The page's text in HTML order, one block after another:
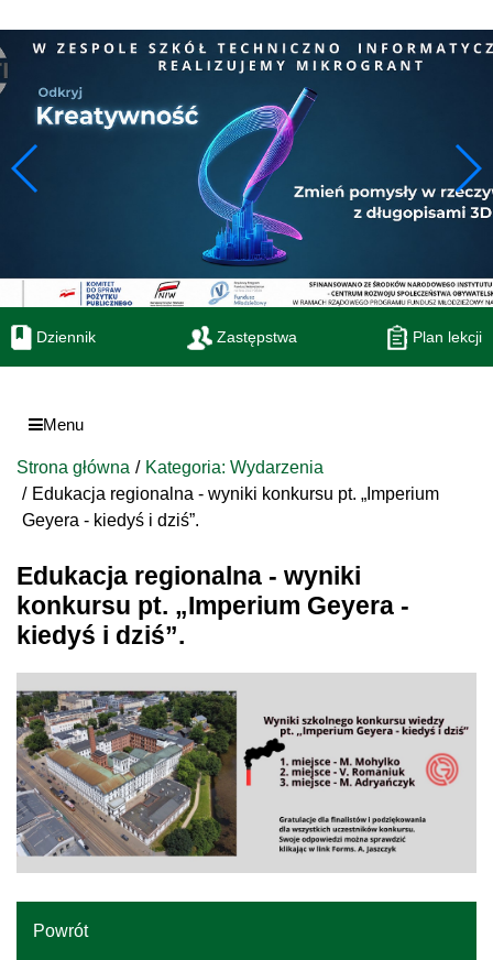
Dziennik Zastępstwa Plan lekcji
Menu
Strona główna
Kategoria: Wydarzenia
Edukacja regionalna - wyniki konkursu pt. „Imperium
Geyera - kiedyś i dziś”.
Edukacja regionalna - wyniki
konkursu pt. „Imperium Geyera -
kiedyś i dziś”.
Powrót